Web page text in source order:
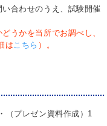
い合わせのうえ、試験開催
うかを当所でお調べし、
はこちら ）。
（プレゼン資料作成）1